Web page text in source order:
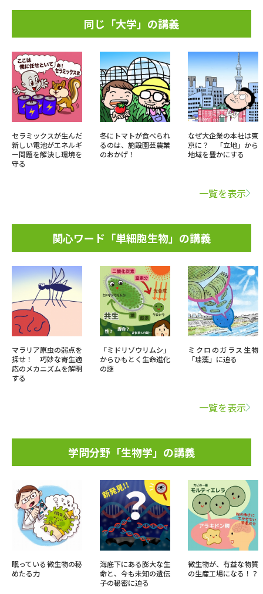
同じ「大学」の講義
セラミックスが生んだ
新しい電池がエネルギ
ー問題を解決し環境を
守る
冬にトマトが食べられ
るのは、施設園芸農業
のおかげ！
なぜ大企業の本社は東
京に？ 「立地」から
地域を豊かにする
一覧を表示
関心ワード「単細胞生物」の講義
マラリア原虫の弱点を
探せ！ 巧妙な寄生適
応のメカニズムを解明
する
「ミドリゾウリムシ」
からひもとく生命進化
の謎
ミクロのガラス生物
「珪藻」に迫る
一覧を表示
学問分野「生物学」の講義
眠っている微生物の秘
めたる力
海底下にある膨大な生
命と、今も未知の遺伝
子の秘密に迫る
微生物が、有益な物質
の生産工場になる！？